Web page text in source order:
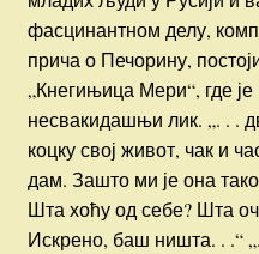
фасцинантном делу,
прича о Печорину,
„Кнегињица Мери“, где
несвакидашњи лик. „. . .
коцку свој живот, чак и
дам. Зашто ми је она
Шта хоћу од себе? Шта
Искрено, баш ништа. . .“